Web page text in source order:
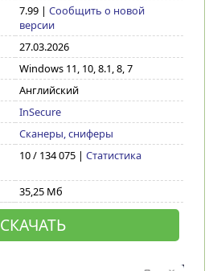
7.99| Сообщить о новой
версии
27.03.2026
Windows 11, 10, 8.1, 8, 7
Английский
InSecure
Сканеры, сниферы
10 / 134 075 | Статистика
35,25 Мб
СКАЧАТЬ